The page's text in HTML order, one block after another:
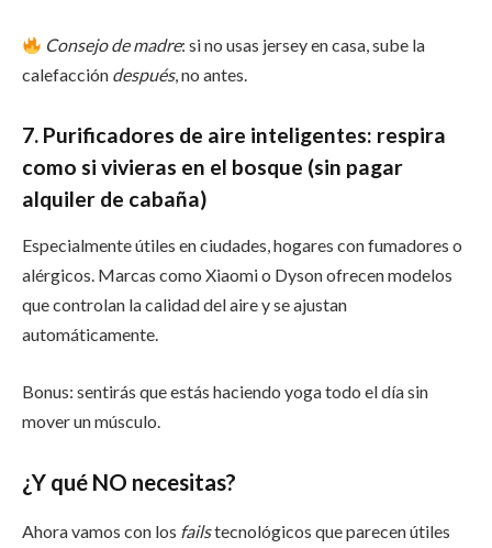
Consejo de madre: si no usas jersey en casa, sube la
calefacción después, no antes.
7. Purificadores de aire inteligentes: respira
como si vivieras en el bosque (sin pagar
alquiler de cabaña)
Especialmente útiles en ciudades, hogares con fumadores o
alérgicos. Marcas como Xiaomi o Dyson ofrecen modelos
que controlan la calidad del aire y se ajustan
automáticamente.
Bonus: sentirás que estás haciendo yoga todo el día sin
mover un músculo.
¿Y qué NO necesitas?
Ahora vamos con los failstecnológicos que parecen útiles